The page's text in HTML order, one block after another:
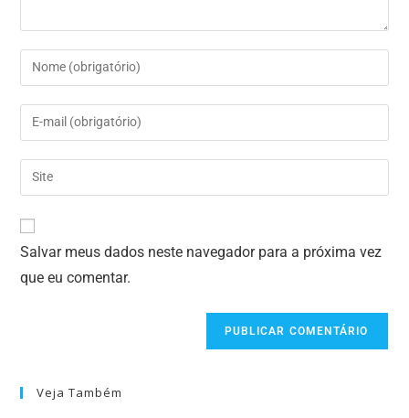
Salvar meus dados neste navegador para a próxima vez
que eu comentar.
Veja Também